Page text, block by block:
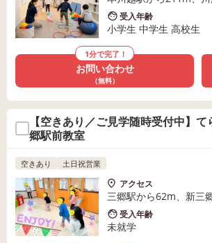
受入年齢
小学生 中学生 高校生
1分で完了！
お問い合わせ
（無料）
【空きあり／ご見学随時受付中】
郷駅前教室
空きあり 土日祝営業
アクセス
三郷駅から62m、新三
受入年齢
未就学